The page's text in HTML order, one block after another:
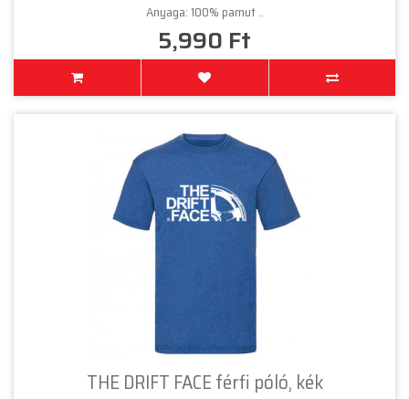
Anyaga: 100% pamut ..
5,990 Ft
THE DRIFT FACE férfi póló, kék